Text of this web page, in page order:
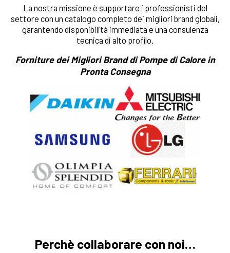
La nostra missione è supportare i professionisti del
settore con un catalogo completo dei migliori brand globali,
garantendo disponibilità immediata e una consulenza
tecnica di alto profilo.
Forniture dei Migliori Brand di Pompe di Calore in
Pronta Consegna
Perchè collaborare con noi…